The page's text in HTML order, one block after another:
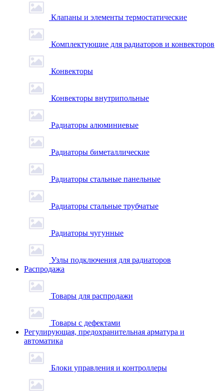
Клапаны и элементы термостатические
Комплектующие для радиаторов и конвекторов
Конвекторы
Конвекторы внутрипольные
Радиаторы алюминиевые
Радиаторы биметаллические
Радиаторы стальные панельные
Радиаторы стальные трубчатые
Радиаторы чугунные
Узлы подключения для радиаторов
Распродажа
Товары для распродажи
Товары с дефектами
Регулирующая, предохранительная арматура и
автоматика
Блоки управления и контроллеры